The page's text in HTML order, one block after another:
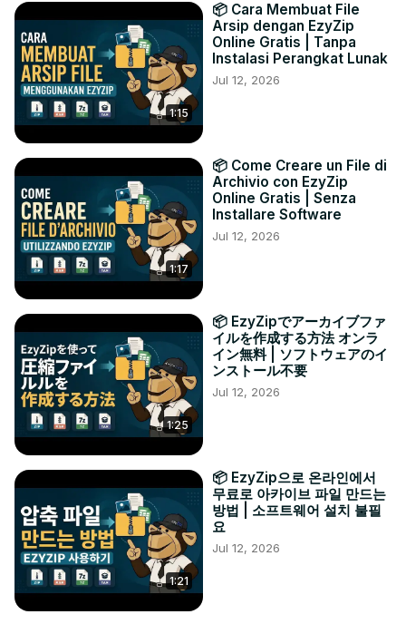
1:15
📦 Cara Membuat File
Arsip dengan EzyZip
Online Gratis | Tanpa
Instalasi Perangkat Lunak
Jul 12, 2026
1:17
📦 Come Creare un File di
Archivio con EzyZip
Online Gratis | Senza
Installare Software
Jul 12, 2026
1:25
📦 EzyZipでアーカイブファ
イルを作成する方法 オンラ
イン無料 | ソフトウェアのイ
ンストール不要
Jul 12, 2026
1:21
📦 EzyZip으로 온라인에서
무료로 아카이브 파일 만드는
방법 | 소프트웨어 설치 불필
요
Jul 12, 2026